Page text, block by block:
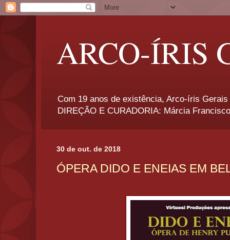
ARCO-ÍRIS
Com 19 anos de existência, Arco-íris
DIREÇÃO E CURADORIA: Márcia
30 de out. de 2018
ÓPERA DIDO E ENEIAS EM